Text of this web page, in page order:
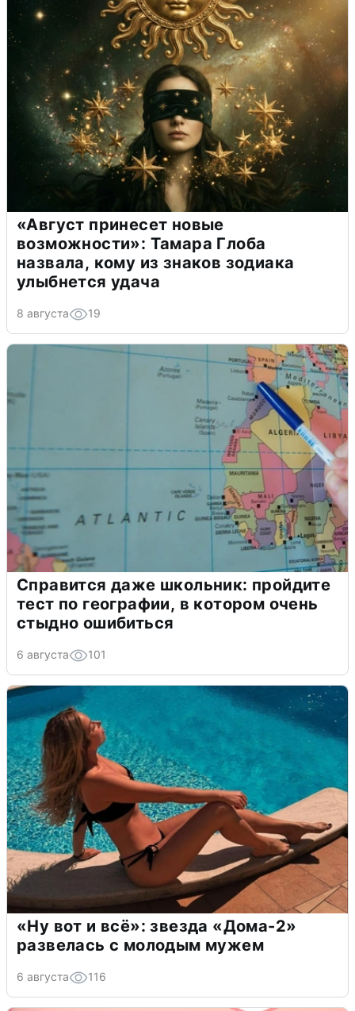
«Август принесет новые
возможности»: Тамара Глоба
назвала, кому из знаков зодиака
улыбнется удача
8 августа 19
Справится даже школьник: пройдите
тест по географии, в котором очень
стыдно ошибиться
6 августа 101
«Ну вот и всё»: звезда «Дома-2»
развелась с молодым мужем
6 августа 116